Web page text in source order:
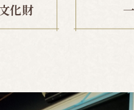
化財